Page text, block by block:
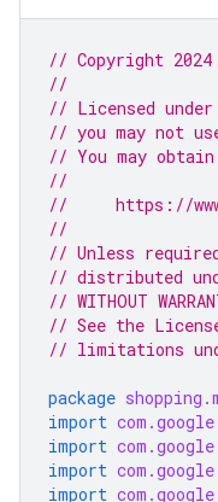
// Copyright 2024
//
// Licensed
// you may not
// You may
//
//     https://
//
// Unless
// distributed
// WITHOUT
// See the
// limitations
package
import
import
import
import